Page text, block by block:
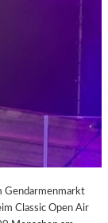
Gendarmenmarkt
Classic Open Air